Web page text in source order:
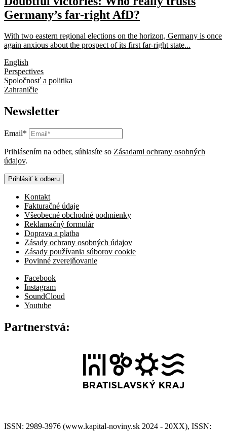
Germany’s far-right AfD?
With two eastern regional elections on the horizon, Germany is once
again anxious about the prospect of its first far-right state...
English
Perspectives
Spoločnosť a politika
Zahraničie
Newsletter
Email*
Prihlásením na odber, súhlasíte so Zásadami ochrany osobných
údajov.
Prihlásiť k odberu
Kontakt
Fakturačné údaje
Všeobecné obchodné podmienky
Reklamačný formulár
Doprava a platba
Zásady ochrany osobných údajov
Zásady používania súborov cookie
Povinné zverejňovanie
Facebook
Instagram
SoundCloud
Youtube
Partnerstvá:
ISSN: 2989-3976 (www.kapital-noviny.sk 2024 - 20XX), ISSN: